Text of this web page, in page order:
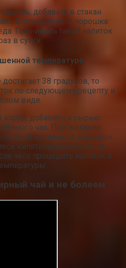
добавьте в стакан
ложки сухого порошка
Принимать такой напиток
в сутки.
температуре
38 градусов, то
по следующему рецепту и
виде.
корня, добавить к сырью
чая. При желании
кардамона и корицы.
кипятком и настоять на
чего процедить напиток и
чай и не болеем